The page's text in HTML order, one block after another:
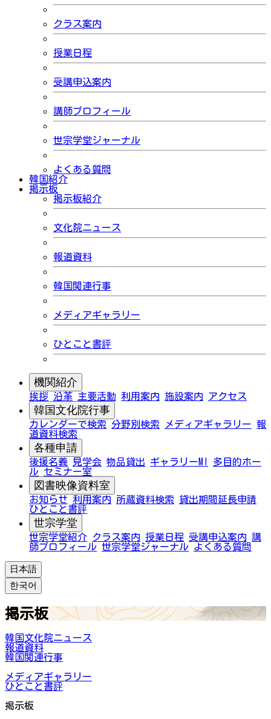
クラス案内
授業日程
受講申込案内
講師プロフィール
世宗学堂ジャーナル
よくある質問
韓国紹介
掲示板
掲示板紹介
文化院ニュース
報道資料
韓国関連行事
メディアギャラリー
ひとこと書評
機関紹介
挨拶 沿革 主要活動 利用案内 施設案内 アクセス
韓国文化院行事
カレンダーで検索 分野別検索 メディアギャラリー 報
道資料検索
各種申請
後援名義 見学会 物品貸出 ギャラリーMI
多目的ホー
ル セミナー室
図書映像資料室
お知らせ 利用案内 所蔵資料検索
貸出期間延長申請
ひとこと書評
世宗学堂
世宗学堂紹介 クラス案内 授業日程 受講申込案内 講
師プロフィール 世宗学堂ジャーナル よくある質問
日本語
한국어
掲示板
韓国文化院ニュース
報道資料
韓国関連行事
メディアギャラリー
ひとこと書評
掲示板